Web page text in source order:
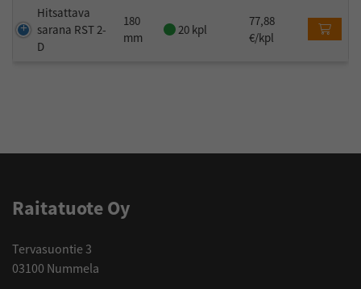
Hitsattava
sarana RST 2-
D
180
mm
Varastossa. Toimitusaika 1-3
20 kpl
77,88
€/kpl
Raitatuote Oy
Tervasuontie 3
03100 Nummela